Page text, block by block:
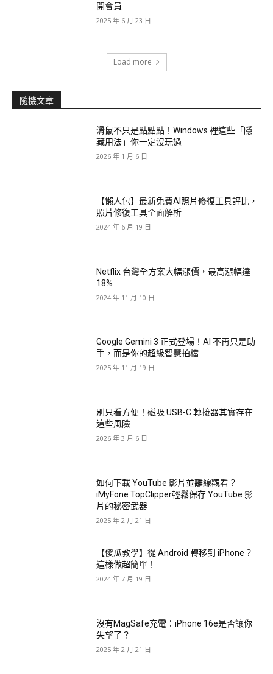
開會員
2025 年 6 月 23 日
Load more
隨機文章
滑鼠不只是點點點！Windows 裡這些「隱
藏用法」你一定沒玩過
2026 年 1 月 6 日
【懶人包】最新免費AI照片修復工具評比，
照片修復工具全面解析
2024 年 6 月 19 日
Netflix 台灣全方案大幅漲價，最高漲幅達
18%
2024 年 11 月 10 日
Google Gemini 3 正式登場！AI 不再只是助
手，而是你的超級智慧拍檔
2025 年 11 月 19 日
別只看方便！磁吸 USB-C 轉接器其實存在
這些風險
2026 年 3 月 6 日
如何下載 YouTube 影片並離線觀看？
iMyFone TopClipper輕鬆保存 YouTube 影
片的秘密武器
2025 年 2 月 21 日
【傻瓜教學】從 Android 轉移到 iPhone？
這樣做超簡單！
2024 年 7 月 19 日
沒有MagSafe充電：iPhone 16e是否讓你
失望了？
2025 年 2 月 21 日